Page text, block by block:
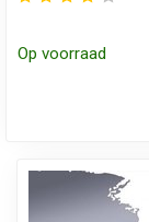
Op voorraad